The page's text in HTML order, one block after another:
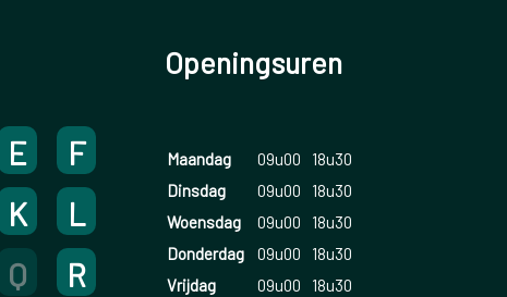
E
F
K
L
Q
R
Openingsuren
Maandag 09u00
18u30
Dinsdag
09u00
18u30
Woensdag
09u00
18u30
Donderdag
09u00
18u30
Vrijdag
09u00
18u30